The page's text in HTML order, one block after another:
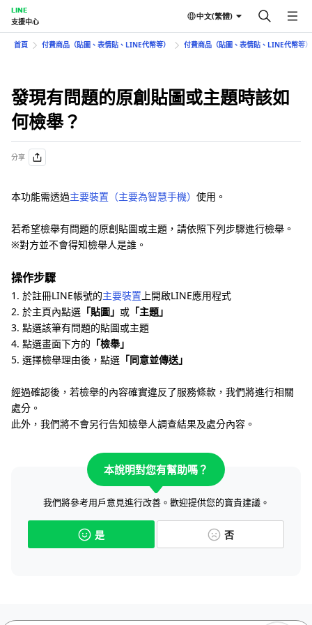
LINE
支援中心
中文(繁體)
首頁 付費商品（貼圖、表情貼、LINE代幣等） 付費商品（貼圖、表情貼、LINE代幣等
發現有問題的原創貼圖或主題時該如
何檢舉？
分享
本功能需透過主要裝置（主要為智慧手機） 使用。
若希望檢舉有問題的原創貼圖或主題，請依照下列步驟進行檢舉。
※對方並不會得知檢舉人是誰。
操作步驟
1. 於註冊LINE帳號的主要裝置 上開啟LINE應用程式
2. 於主頁內點選 「貼圖」 或 「主題」
3. 點選該筆有問題的貼圖或主題
4. 點選畫面下方的 「檢舉」
5. 選擇檢舉理由後，點選 「同意並傳送」
經過確認後，若檢舉的內容確實違反了服務條款，我們將進行相關
處分。
此外，我們將不會另行告知檢舉人調查結果及處分內容。
本說明對您有幫助嗎？
我們將參考用戶意見進行改善。歡迎提供您的寶貴建議。
是 否